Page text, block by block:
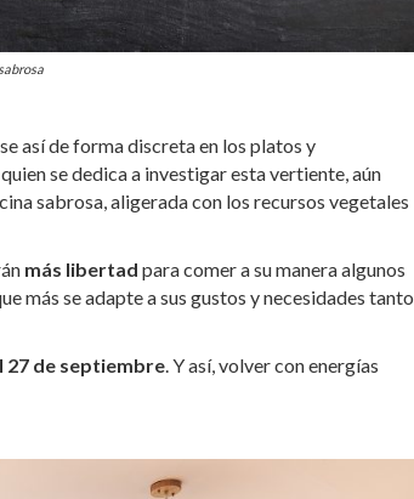
así de forma discreta en los platos y
, quien se dedica a investigar esta vertiente, aún
sabrosa, aligerada con los recursos vegetales
más libertad para comer a su manera algunos
más se adapte a sus gustos y necesidades tanto
27 de septiembre . Y así, volver con energías